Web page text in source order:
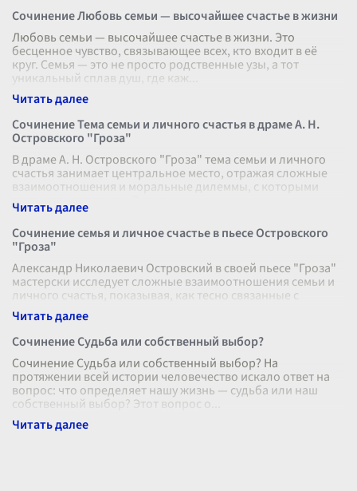
Сочинение Любовь семьи — высочайшее счастье в жизни
Любовь семьи — высочайшее счастье в жизни. Это
бесценное чувство, связывающее всех, кто входит в её
круг. Семья — это не просто родственные узы, а тот
уникальный сплав душ, где каж
Сочинение Тема семьи и личного счастья в драме А. Н.
Островского "Гроза"
В драме А. Н. Островского "Гроза" тема семьи и личного
счастья занимает центральное место, отражая сложные
взаимоотношения и моральные дилеммы, с которыми
сталкиваются герои. Остро
Сочинение семья и личное счастье в пьесе Островского
"Гроза"
Александр Николаевич Островский в своей пьесе "Гроза"
мастерски исследует сложные взаимоотношения семьи и
личного счастья, показывая, как тесно связанные с
культурными и социальным
Сочинение Судьба или собственный выбор?
Сочинение Судьба или собственный выбор? На
протяжении всей истории человечество искало ответ на
вопрос: что определяет нашу жизнь — судьба или наш
собственный выбор? Этот вопрос о